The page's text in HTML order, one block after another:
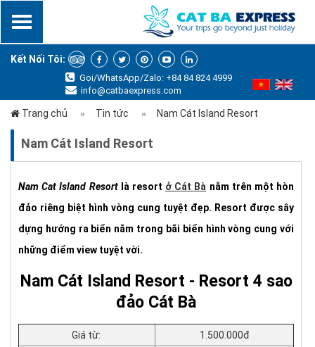
x
Kết Nối Tôi:
Gọi/WhatsApp/Zalo: +84 84 824 4999
info@catbaexpress.com
Trang chủ Tin tức Nam Cát Island Resort
Nam Cát Island Resort
Nam Cat Island Resortlà resort ở Cát Bà nằm trên một hòn
đảo riêng biệt hình vòng cung tuyệt đẹp. Resort được sây
dựng hướng ra biển nằm trong bãi biển hình vòng cung với
những điểm view tuyệt vời.
Nam Cát Island Resort - Resort 4 sao
đảo Cát Bà
Giá từ:
1.500.000đ